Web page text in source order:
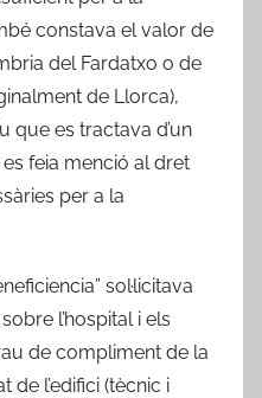
constava el valor de
del Fardatxo o de
de Llorca),
que es tractava d’un
feia menció al dret
per a la
sol·licitava
l’hospital i els
de compliment de la
de l’edifici (tècnic i